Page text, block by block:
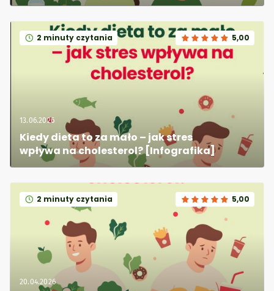
13.06.2026
Kiedy dieta to za mało – jak stres
wpływa na cholesterol? [Infografika]
2 minuty czytania 5,00
20.04.2026
2 minuty czytania 5,00